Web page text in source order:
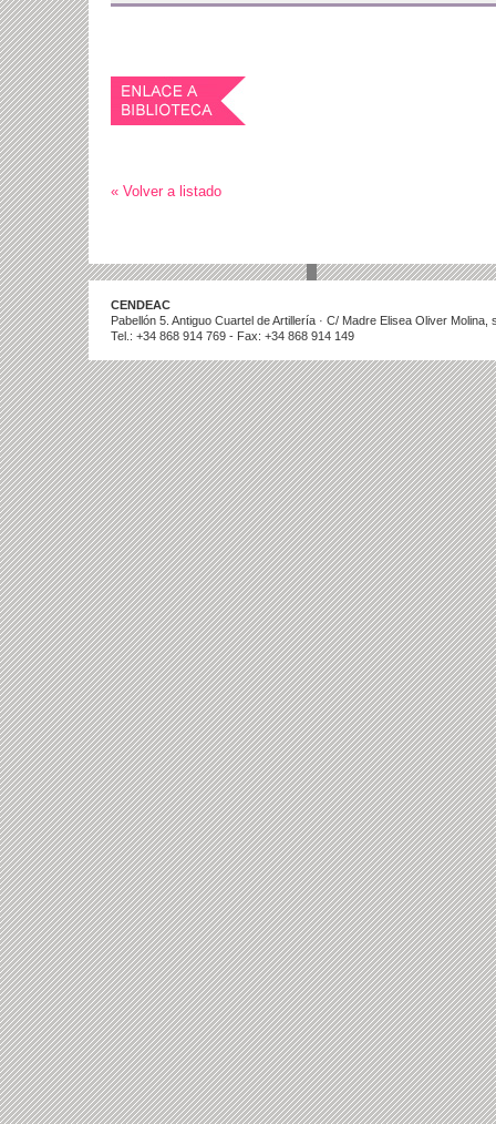
« Volver a listado
CENDEAC
Pabellón 5. Antiguo Cuartel de Artillería · C/ Madre Elisea Oliver
Tel.: +34 868 914 769 - Fax: +34 868 914 149